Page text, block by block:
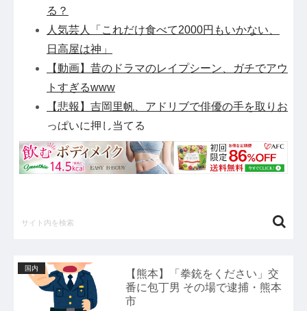
る？
人気芸人「これだけ食べて2000円もいかない、
日高屋は神」
【動画】昔のドラマのレイプシーン、ガチでアウ
トすぎるwww
【悲報】吉岡里帆、アドリブで俳優の手を取りお
っぱいに押し当てる
「ソウルライクの恋愛ゲーム作りました！フリー
ゲームです」→女の子と会話して「弱攻撃」「強
【緊急】パチンコ屋のカードみたいなやつ拾った
ETCの事をイーティーシーってゆってる奴がい
たｗｗｗｗｗｗｗ他
『さわらないで小手指くん』最新16巻まですべ
国内
【熊本】「拳銃をください」交
番に包丁男 その場で逮捕・熊本
市